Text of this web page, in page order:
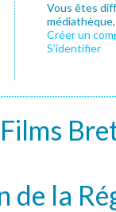
Vous êtes
Créer un
S’identifier
de la